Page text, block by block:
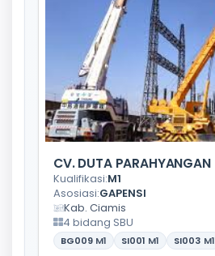
CV. DUTA PARAHYANGAN
Kualifikasi:M1
Asosiasi:GAPENSI
Kab. Ciamis
4 bidang SBU
BG009 M1 SI001 M1 SI003 M1